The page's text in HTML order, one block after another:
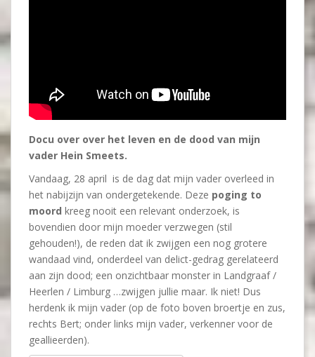
Docu over over het leven en de dood van mijn
vader Hein Smeets.
Vandaag, 28 april is de dag dat mijn vader overleed in
het nabijzijn van ondergetekende. Deze poging to
moord kreeg nooit een relevant onderzoek, is
bovendien door mijn moeder verzwegen (stil
gehouden!), de reden dat ik zwijgen een nog grotere
wandaad vind, onderdeel van delict-gedrag gerelateerd
aan zijn dood; een onzichtbaar monster in Landgraaf /
Heerlen / Limburg …zwijgen jullie maar. Ik niet! Dus
herdenk ik mijn vader (op de foto boven broertje en zus,
rechts Bert; onder links mijn vader, verkenner voor de
geallieerden).